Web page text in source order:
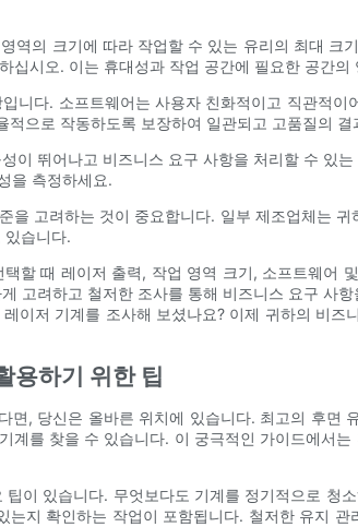
역의 크기에 따라 작업할 수 있는 유리의 최대 크
시오. 이는 휴대성과 작업 공간에 필요한 공간의
니다. 소프트웨어는 사용자 친화적이고 직관적
으로 작동하도록 보장하여 일관되고 고품질의
이 뛰어나고 비즈니스 요구 사항을 처리할 수 있
을 측정하세요.
고려하는 것이 중요합니다. 일부 제조업체는
있습니다.
할 때 레이저 출력, 작업 영역 크기, 소프트웨어
고려하고 철저한 조사를 통해 비즈니스 요구 사
이저 기계를 조사해 보셨나요? 이제 귀하의 비
용하기 위한 팁
, 당신은 올바른 위치에 있습니다. 최고의 후면
를 찾을 수 있습니다. 이 궁극적인 가이드에서
이 있습니다. 무엇보다도 기계를 정기적으로 청
지 확인하는 작업이 포함됩니다. 철저한 유지